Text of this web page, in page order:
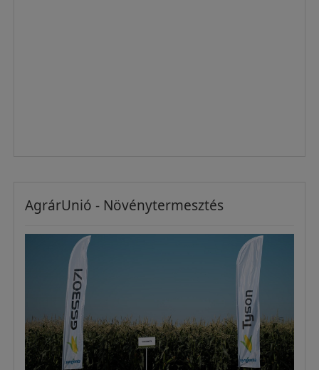
AgrárUnió - Növénytermesztés